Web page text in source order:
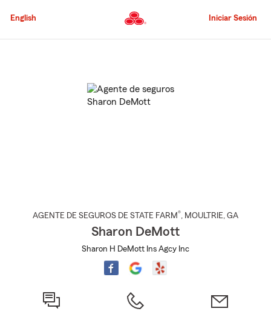
al
principal
English Iniciar Sesión
AGENTE DE SEGUROS DE STATE FARM®, MOULTRIE, GA
Sharon DeMott
Sharon H DeMott Ins Agcy Inc